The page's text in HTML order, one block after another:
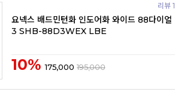
리뷰 1
요넥스 배드민턴화 인도어화 와이드 88다이얼
3 SHB-88D3WEX LBE
10% 175,000 195,000